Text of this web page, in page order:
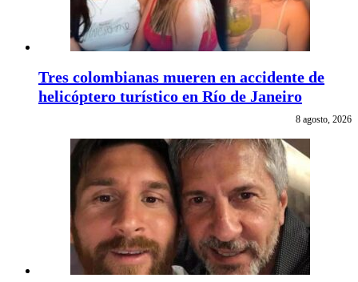
Tres colombianas mueren en accidente de
helicóptero turístico en Río de Janeiro
8 agosto, 2026